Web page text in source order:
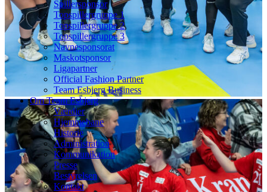
Spillersponsor
Topspillergruppe 1
Topspillergruppe 2
Topspillergruppe 3
Navnesponsorat
Maskotsponsor
Ligapartner
Official Fashion Partner
Team Esbjerg Business
Om Team Esbjerg
Værdier
Hjemmebane
Historie
Administration
Kommunikation
Presse
Bestyrelsen
Kontakt